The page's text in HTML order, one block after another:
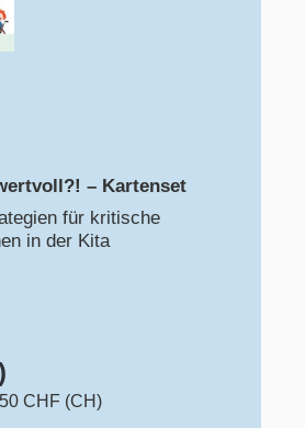
– Kartenset
für kritische
in der Kita
CHF (CH)